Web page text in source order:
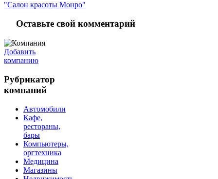
"Салон красоты Монро"
Оставьте свой комментарий
Добавить
компанию
Рубрикатор
компаний
Автомобили
Кафе,
рестораны,
бары
Компьютеры,
оргтехника
Медицина
Магазины